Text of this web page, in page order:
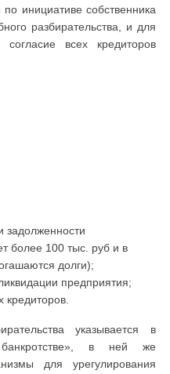
инициативе собственника
разбирательства, и для
всех кредиторов
задолженности
более 100 тыс. руб и в
долги);
предприятия;
кредиторов.
указывается в
в ней же
для урегулирования